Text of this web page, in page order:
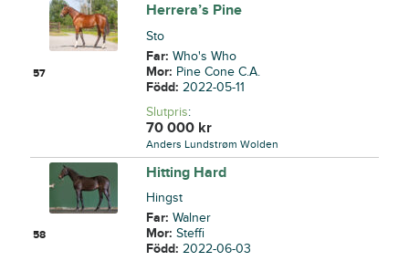
57
Herrera’s Pine
Sto
Far:Who's Who
Mor: Pine Cone C.A.
Född:2022-05-11
Slutpris:
70 000 kr
Anders Lundstrøm Wolden
58
Hitting Hard
Hingst
Far:Walner
Mor:Steffi
Född:2022-06-03